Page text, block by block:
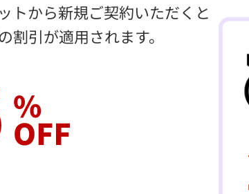
トから新規ご契約いただくと
割引が適用されます。
詳細にお見